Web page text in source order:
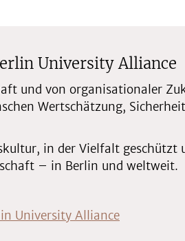
University Alliance
und von organisationaler
Wertschätzung,
in der Vielfalt geschützt
– in Berlin und weltweit.
University Alliance